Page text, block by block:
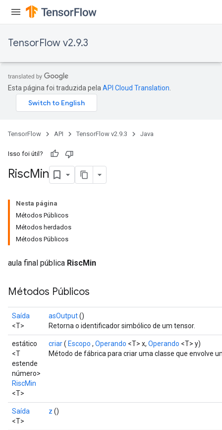
TensorFlow v2.9.3
Esta página foi traduzida pela API Cloud Translation
TensorFlow API TensorFlow v2.9.3 Java
Isso foi útil?
RiscMin
Nesta página
Métodos Públicos
Métodos herdados
Métodos Públicos
aula final pública RiscMin
Métodos Públicos
Saída
<T>
asOutput()
Retorna o identificador simbólico de um tensor.
estático
<T
estende
número>
RiscMin
<T>
criar( Escopo , Operando <T> x, Operando <T> y)
Método de fábrica para criar uma classe que envolve
Saída
<T>
z ()